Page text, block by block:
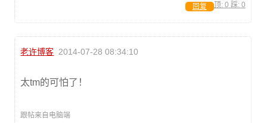
顶: 0 踩: 0
回复
老许博客 2014-07-28 08:34:10
太tm的可怕了！
跟帖来自电脑端